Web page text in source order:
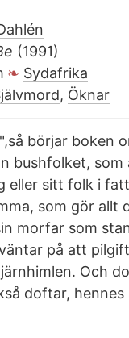
(1991)
Sydafrika
, Öknar
börjar boken
bushfolket,
eller sitt folk i
som gör allt
morfar som
på att
Och
doftar,